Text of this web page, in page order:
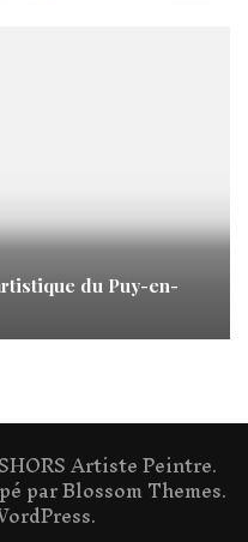
du Puy-en-
Artiste Peintre.
parBlossom Themes.
.